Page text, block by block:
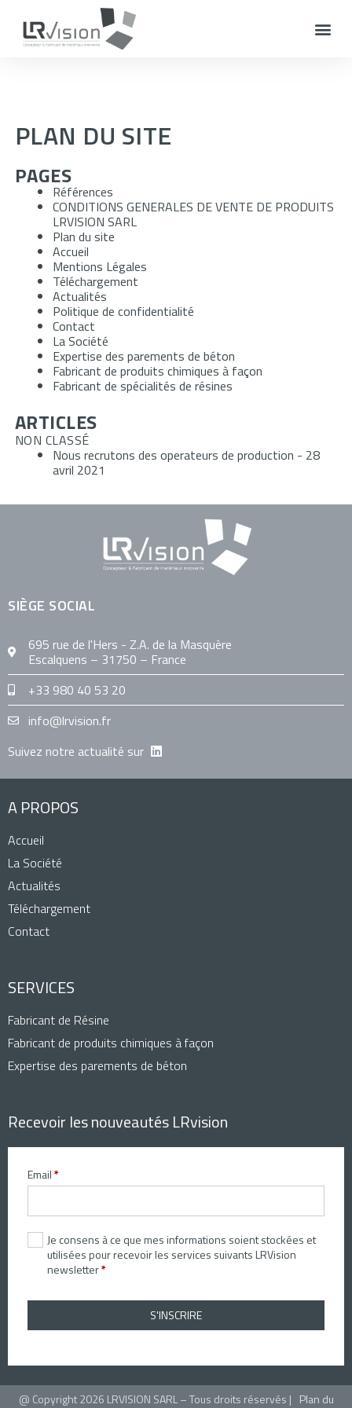
PLAN DU SITE
PAGES
Références
CONDITIONS GENERALES DE VENTE DE PRODUITS
LRVISION SARL
Plan du site
Accueil
Mentions Légales
Téléchargement
Actualités
Politique de confidentialité
Contact
La Société
Expertise des parements de béton
Fabricant de produits chimiques à façon
Fabricant de spécialités de résines
ARTICLES
NON CLASSÉ
Nous recrutons des operateurs de production - 28
avril 2021
SIÈGE SOCIAL
695 rue de l'Hers - Z.A. de la Masquère
Escalquens – 31750 – France
+33 980 40 53 20
info@lrvision.fr
Suivez notre actualité sur
A PROPOS
Accueil
La Société
Actualités
Téléchargement
Contact
SERVICES
Fabricant de Résine
Fabricant de produits chimiques à façon
Expertise des parements de béton
Recevoir les nouveautés LRvision
Email*
Je consens à ce que mes informations soient stockées et
utilisées pour recevoir les services suivants LRVision
newsletter*
S'INSCRIRE
@ Copyright 2026 LRVISION SARL – Tous droits réservés | Plan du